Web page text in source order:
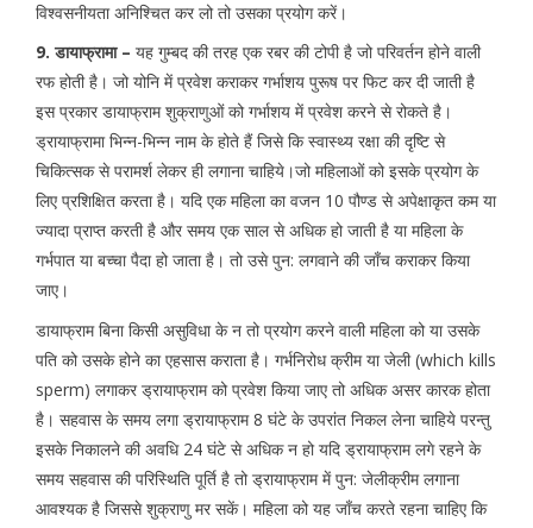
विश्वसनीयता अनिश्चित कर लो तो उसका प्रयोग करें।
9. डायाफ्रामा – यह गुम्बद की तरह एक रबर की टोपी है जो परिवर्तन होने वाली
रफ होती है। जो योनि में प्रवेश कराकर गर्भाशय पुरूष पर फिट कर दी जाती है
इस प्रकार डायाफ्राम शुक्राणुओं को गर्भाशय में प्रवेश करने से रोकते है।
ड्रायाफ्रामा भिन्न-भिन्न नाम के होते हैं जिसे कि स्वास्थ्य रक्षा की दृष्टि से
चिकित्सक से परामर्श लेकर ही लगाना चाहिये।जो महिलाओं को इसके प्रयोग के
लिए प्रशिक्षित करता है। यदि एक महिला का वजन 10 पौण्ड से अपेक्षाकृत कम या
ज्यादा प्राप्त करती है और समय एक साल से अधिक हो जाती है या महिला के
गर्भपात या बच्चा पैदा हो जाता है। तो उसे पुन: लगवाने की जाँच कराकर किया
जाए।
डायाफ्राम बिना किसी असुविधा के न तो प्रयोग करने वाली महिला को या उसके
पति को उसके होने का एहसास कराता है। गर्भनिरोध क्रीम या जेली (which kills
sperm) लगाकर ड्रायाफ्राम को प्रवेश किया जाए तो अधिक असर कारक होता
है। सहवास के समय लगा ड्रायाफ्राम 8 घंटे के उपरांत निकल लेना चाहिये परन्तु
इसके निकालने की अवधि 24 घंटे से अधिक न हो यदि ड्रायाफ्राम लगे रहने के
समय सहवास की परिस्थिति पूर्ति है तो ड्रायाफ्राम में पुन: जेलीक्रीम लगाना
आवश्यक है जिससे शुक्राणु मर सकें। महिला को यह जाँच करते रहना चाहिए कि